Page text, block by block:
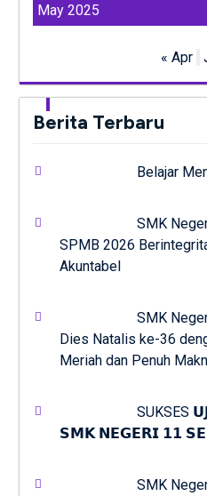
May 2025
« Apr
Berita Terbaru
Belajar
SMK
SPMB 2026
Akuntabel
SMK
Dies Natalis ke-36
Meriah dan Penuh
𝗦𝗠𝗞 𝗡𝗘𝗚𝗘𝗥𝗜 𝟭𝟭
SMK